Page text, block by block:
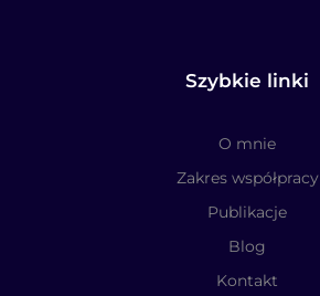
Szybkie linki
O mnie
Zakres współpracy
Publikacje
Blog
Kontakt